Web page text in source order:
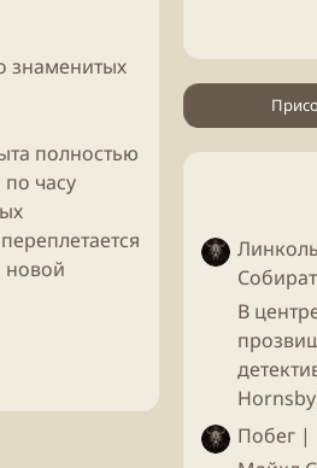
знаменитых
полностью
часу
новой
В
Побег |